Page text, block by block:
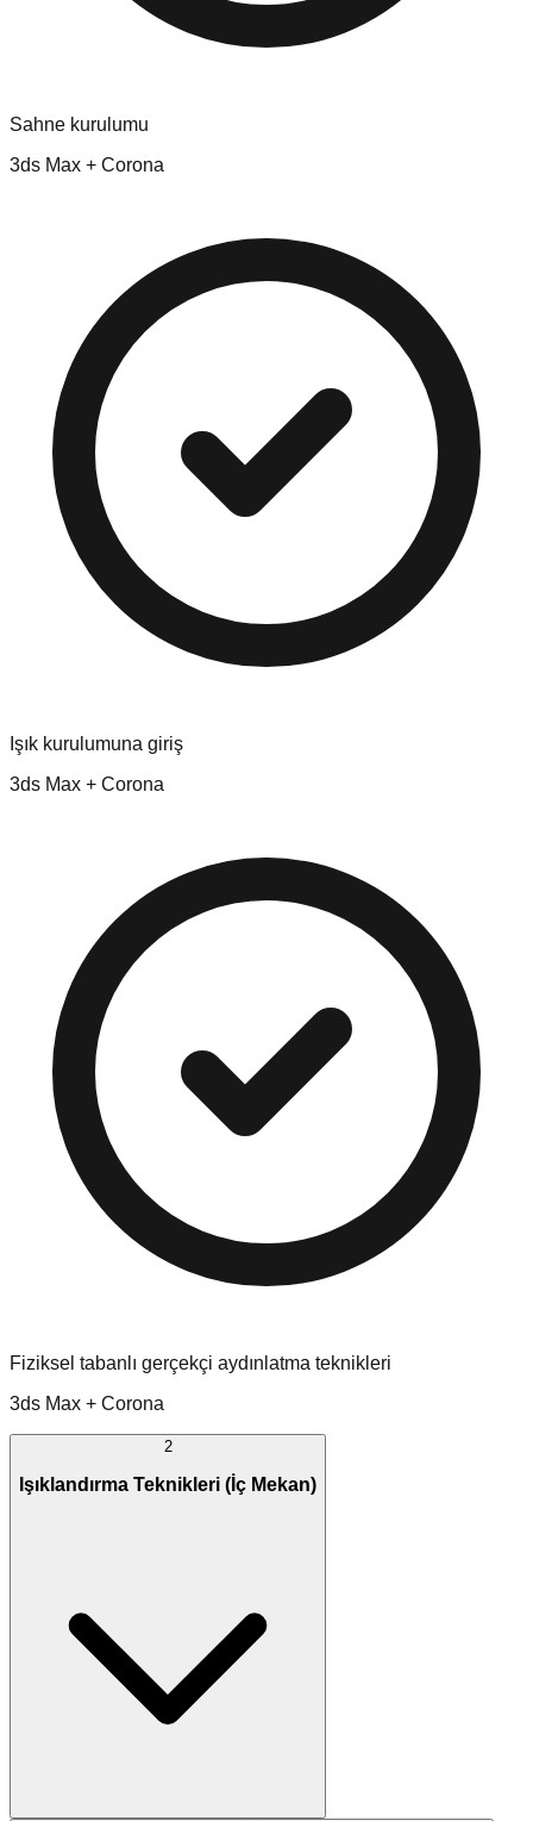
Sahne kurulumu
3ds Max + Corona
Işık kurulumuna giriş
3ds Max + Corona
Fiziksel tabanlı gerçekçi aydınlatma teknikleri
3ds Max + Corona
2
Işıklandırma Teknikleri (İç Mekan)